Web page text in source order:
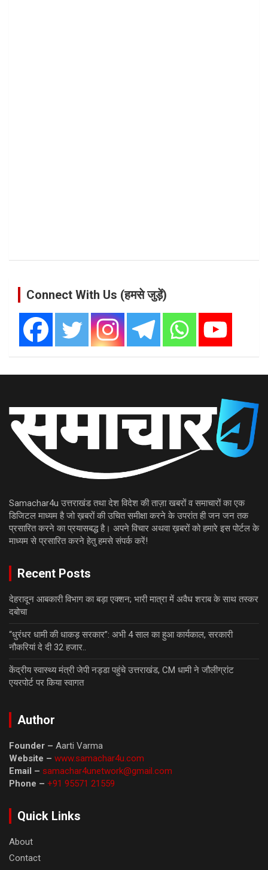
Connect With Us (हमसे जुड़ें)
Samachar4u उत्तराखंड तथा देश विदेश की ताज़ा खबरों व समाचारों का एक
डिजिटल माध्यम है जो ख़बरों की उचित समीक्षा करने के उपरांत ही जन जन तक
प्रसारित करने का प्रयासबद्ध है। अपने विचार अथवा ख़बरों को हमारे इस पोर्टल के
माध्यम से प्रसारित करने हेतु हमसे संपर्क करें!
Recent Posts
देहरादून आबकारी विभाग का बड़ा एक्शन; भारी मात्रा में अवैध शराब के साथ तस्कर
दबोचा
“धुरंधर धामी की धाकड़ सरकार”: अभी 4 साल का हुआ कार्यकाल, सरकारी
नौकरियां दे दी 32 हजार..
केंद्रीय स्वास्थ्य मंत्री जेपी नड्डा पहुंचे उत्तराखंड, CM धामी ने जौलीग्रांट
एयरपोर्ट पर किया स्वागत
Author
Founder – Aarti Varma
Website – www.samachar4u.com
Email – samachar4unetwork@gmail.com
Phone – +91 95571 21559
Quick Links
About
Contact